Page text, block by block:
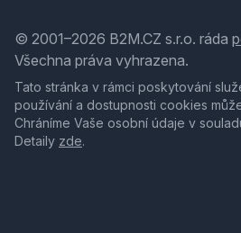
© 2001–2026 B2M.CZ s.r.o. ráda
Všechna práva vyhrazena.
Tato stránka v rámci poskytování
používání a dostupnosti cookies
Chráníme Vaše osobní údaje v
Detaily zde.